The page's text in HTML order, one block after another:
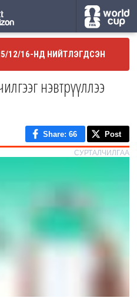
12/16-НД НИЙТЛЭГДСЭН
нэвтрүүллээ
Share: 66 Post
СУРТАЛЧИЛГАА